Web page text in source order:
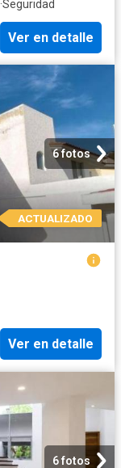
·Seguridad
Ver en detalle
6 fotos
ACTUALIZADO
Ver en detalle
6 fotos